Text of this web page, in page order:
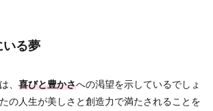
いる夢
、 喜びと豊かさへの渇望を示しているでしょ
の人生が美しさと創造力で満たされることを